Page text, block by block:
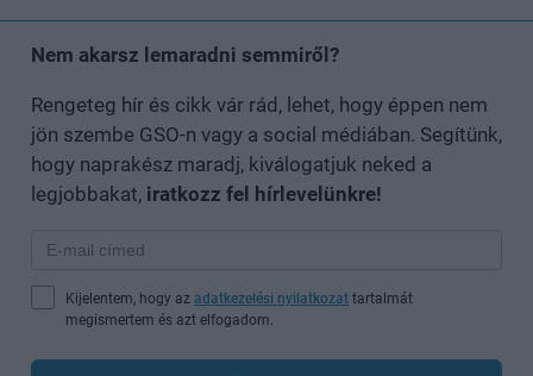
Nem akarsz lemaradni semmiről?
Rengeteg hír és cikk vár rád, lehet, hogy éppen nem
jön szembe GSO-n vagy a social médiában. Segítünk,
hogy naprakész maradj, kiválogatjuk neked a
legjobbakat, iratkozz fel hírlevelünkre!
Kijelentem, hogy az adatkezelési nyilatkozat tartalmát
megismertem és azt elfogadom.